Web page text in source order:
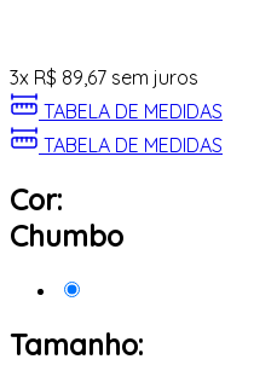
3x R$ 89,67 sem juros
TABELA DE MEDIDAS
TABELA DE MEDIDAS
Cor:
Chumbo
Tamanho: